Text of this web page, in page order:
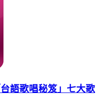
語歌唱秘笈」七大歌